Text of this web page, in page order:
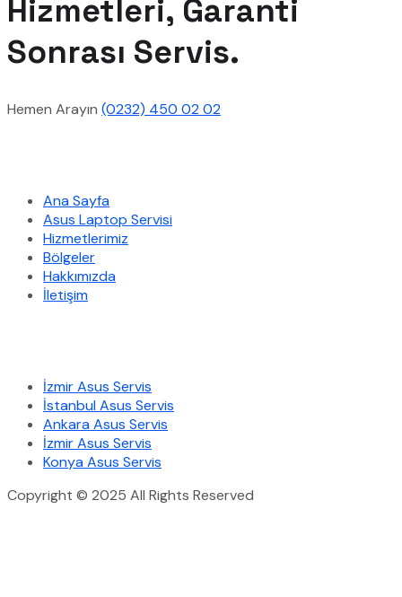
Hizmetleri, Garanti
Sonrası Servis.
Hemen Arayın (0232) 450 02 02
Ana Sayfa
Asus Laptop Servisi
Hizmetlerimiz
Bölgeler
Hakkımızda
İletişim
İzmir Asus Servis
İstanbul Asus Servis
Ankara Asus Servis
İzmir Asus Servis
Konya Asus Servis
Copyright © 2025 All Rights Reserved